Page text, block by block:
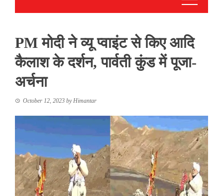
PM मोदी ने व्यू प्वाइंट से किए आदि
कैलाश के दर्शन, पार्वती कुंड में पूजा-
अर्चना
October 12, 2023 byHimantar